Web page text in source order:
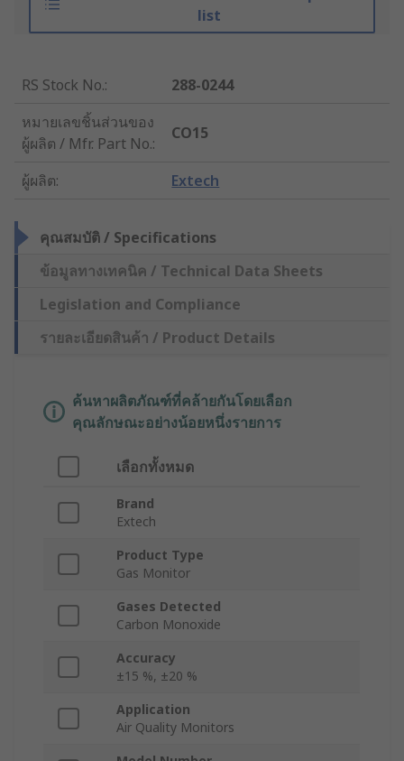
list
RS Stock No.:
288-0244
หมายเลขชิ้นส่วนของ
ผู้ผลิต / Mfr. Part No.:
CO15
ผู้ผลิต: Extech
คุณสมบัติ / Specifications
ข้อมูลทางเทคนิค / Technical Data Sheets
Legislation and Compliance
รายละเอียดสินค้า / Product Details
ค้นหาผลิตภัณฑ์ที่คล้ายกันโดยเลือก
คุณลักษณะอย่างน้อยหนึ่งรายการ
เลือกทั้งหมด
Brand
Extech
Product Type
Gas Monitor
Gases Detected
Carbon Monoxide
Accuracy
±15 %, ±20 %
Application
Air Quality Monitors